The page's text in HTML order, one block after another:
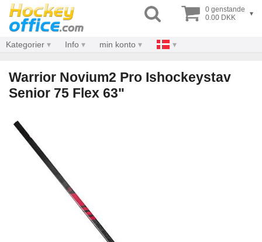
0 genstande
0.00 DKK
▾
Kategorier Info min konto
Warrior Novium2 Pro Ishockeystav
Senior 75 Flex 63"